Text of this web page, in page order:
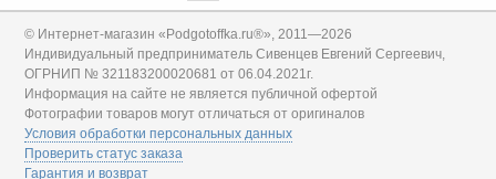
© Интернет-магазин «Podgotoffka.ru®», 2011—2026
Индивидуальный предприниматель Сивенцев Евгений Сергеевич,
ОГРНИП № 321183200020681 от 06.04.2021г.
Информация на сайте не является публичной офертой
Фотографии товаров могут отличаться от оригиналов
Условия обработки персональных данных
Проверить статус заказа
Гарантия и возврат